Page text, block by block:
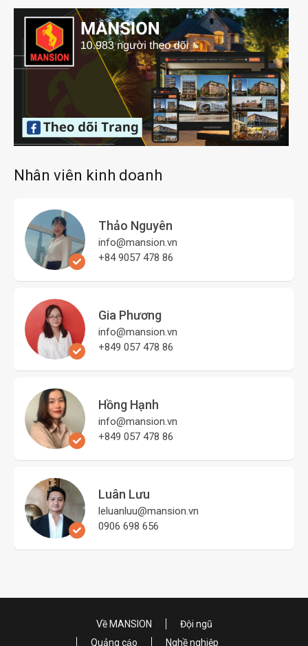
Nhân viên kinh doanh
Thảo Nguyên
info@mansion.vn
+84 9057 478 86
Gia Phương
info@mansion.vn
+849 057 478 86
Hồng Hạnh
info@mansion.vn
+849 057 478 86
Luân Lưu
leluanluu@mansion.vn
0906 698 656
Về MANSION
Đội ngũ
Quảng cáo
Nghề nghiệp